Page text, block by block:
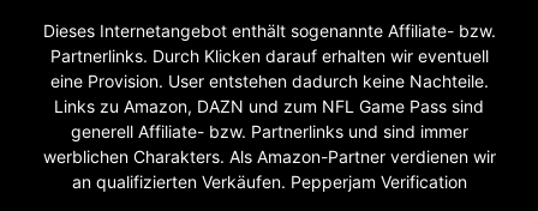
Dieses Internetangebot enthält sogenannte Affiliate- bzw.
Partnerlinks. Durch Klicken darauf erhalten wir eventuell
eine Provision. User entstehen dadurch keine Nachteile.
Links zu Amazon, DAZN und zum NFL Game Pass sind
generell Affiliate- bzw. Partnerlinks und sind immer
werblichen Charakters. Als Amazon-Partner verdienen wir
an qualifizierten Verkäufen. Pepperjam Verification